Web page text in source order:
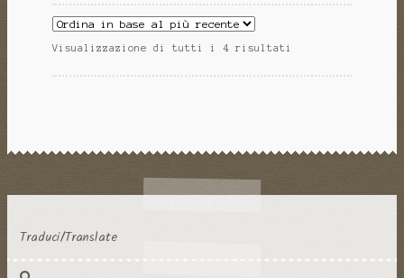
Visualizzazione di tutti i 4 risultati
Traduci/Translate